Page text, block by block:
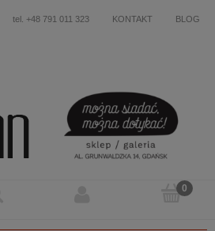
tel. +48 791 011 323 KONTAKT BLOG